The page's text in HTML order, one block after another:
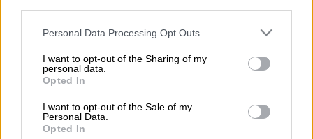
Please note that this website/app uses one or more Google
not limited to your visit or usage behaviour. You may click to
grant or deny consent to Google and its third-party tags to
use your data for below specified purposes in below Google
consent section.
Personal Data Processing Opt Outs
I want to opt-out of the Sharing of my
personal data.
Opted In
I want to opt-out of the Sale of my
Personal Data.
Opted In
Προσθέστε το ΕΘΝΟΣ στη Google
είχε μαζί τουΡώσος υπήκοοςπου
εντοπίσθηκε από την τελωνειακή υπηρεσία
της Ανεξάρτητης Αρχής Δημοσίων Εσόδων
στο Ελευθέριος Βενιζέλος.